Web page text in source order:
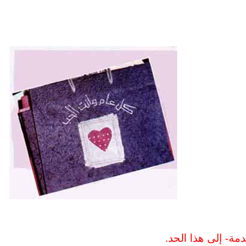
إلى هذا الحد.